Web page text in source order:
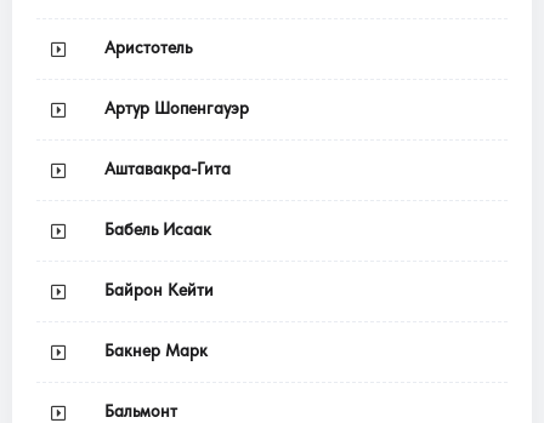
Аристотель
Артур Шопенгауэр
Аштавакра-Гита
Бабель Исаак
Байрон Кейти
Бакнер Марк
Бальмонт